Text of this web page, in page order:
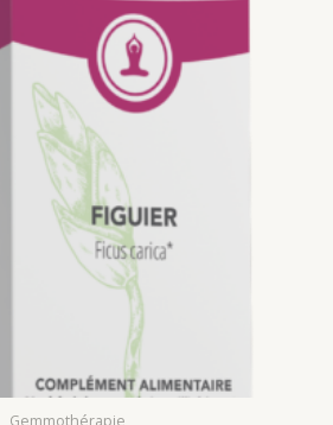
Gemmothérapie